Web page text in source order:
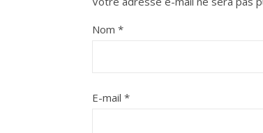
Nom *
E-mail *